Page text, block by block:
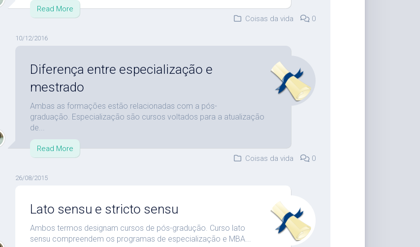
Read More
Coisas da vida
0
10/12/2016
Diferença entre especialização e
mestrado
Ambas as formações estão relacionadas com a pós-
graduação. Especialização são cursos voltados para a atualização
de...
Read More
Coisas da vida
0
26/08/2015
Lato sensu e stricto sensu
Ambos termos designam cursos de pós-gradução. Curso lato
sensu compreendem os programas de especialização e MBA...